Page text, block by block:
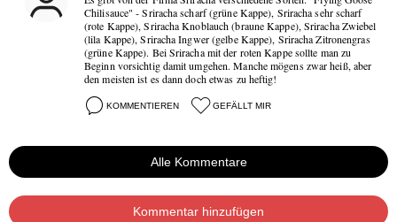
Chilisauce" - Sriracha scharf (grüne Kappe), Sriracha sehr scharf
(rote Kappe), Sriracha Knoblauch (braune Kappe), Sriracha Zwiebel
(lila Kappe), Sriracha Ingwer (gelbe Kappe), Sriracha Zitronengras
(grüne Kappe). Bei Sriracha mit der roten Kappe sollte man zu
Beginn vorsichtig damit umgehen. Manche mögens zwar heiß, aber
den meisten ist es dann doch etwas zu heftig!
KOMMENTIEREN GEFÄLLT MIR
Alle Kommentare
Kommentar hinzufügen